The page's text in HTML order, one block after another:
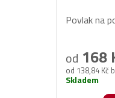
Povlak na
od 138,84 Kč
od 168
Skladem